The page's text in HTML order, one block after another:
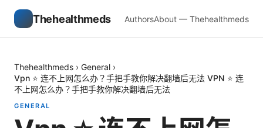
Thehealthmeds AuthorsAbout — Thehealthmeds
Thehealthmeds › General ›
Vpn ⭐ 连不上网怎么办？手把手教你解决翻墙后无法 VPN ⭐ 连
不上网怎么办？手把手教你解决翻墙后无法
GENERAL